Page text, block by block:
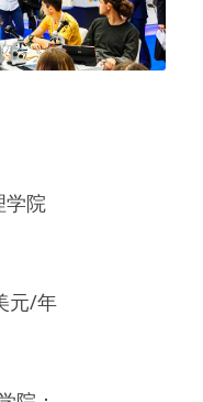
学院
元/年